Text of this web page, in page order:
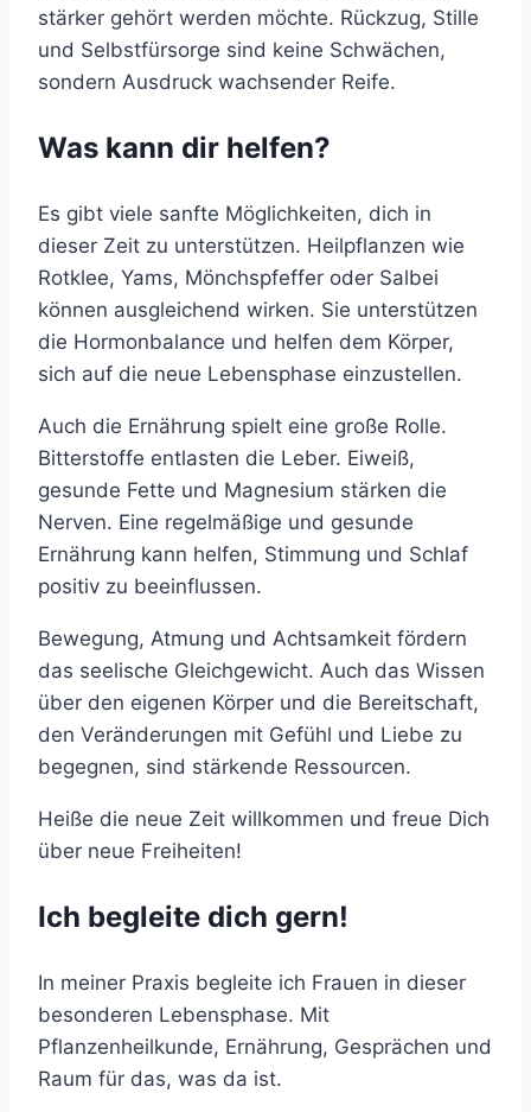
stärker gehört werden möchte. Rückzug, Stille
und Selbstfürsorge sind keine Schwächen,
sondern Ausdruck wachsender Reife.
Was kann dir helfen?
Es gibt viele sanfte Möglichkeiten, dich in
dieser Zeit zu unterstützen. Heilpflanzen wie
Rotklee, Yams, Mönchspfeffer oder Salbei
können ausgleichend wirken. Sie unterstützen
die Hormonbalance und helfen dem Körper,
sich auf die neue Lebensphase einzustellen.
Auch die Ernährung spielt eine große Rolle.
Bitterstoffe entlasten die Leber. Eiweiß,
gesunde Fette und Magnesium stärken die
Nerven. Eine regelmäßige und gesunde
Ernährung kann helfen, Stimmung und Schlaf
positiv zu beeinflussen.
Bewegung, Atmung und Achtsamkeit fördern
das seelische Gleichgewicht. Auch das Wissen
über den eigenen Körper und die Bereitschaft,
den Veränderungen mit Gefühl und Liebe zu
begegnen, sind stärkende Ressourcen.
Heiße die neue Zeit willkommen und freue Dich
über neue Freiheiten!
Ich begleite dich gern!
In meiner Praxis begleite ich Frauen in dieser
besonderen Lebensphase. Mit
Pflanzenheilkunde, Ernährung, Gesprächen und
Raum für das, was da ist.